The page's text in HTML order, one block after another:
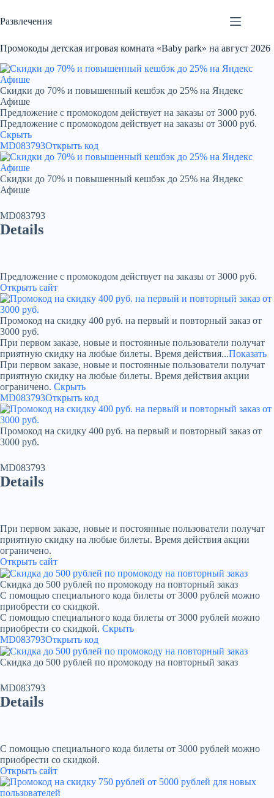
к
сути
Развлечения
Промокоды детская игровая комната «Baby park» на август 2026
Скидки до 70% и повышенный кешбэк до 25% на Яндекс
Афише
Предложение с промокодом действует на заказы от 3000 руб.
Предложение с промокодом действует на заказы от 3000 руб.
Скрыть
MD083793Открыть код
Скидки до 70% и повышенный кешбэк до 25% на Яндекс
Афише
MD083793
Details
Предложение с промокодом действует на заказы от 3000 руб.
Открыть сайт
Промокод на скидку 400 руб. на первый и повторный заказ от
3000 руб.
При первом заказе, новые и постоянные пользователи получат
приятную скидку на любые билеты. Время действия...Показать
При первом заказе, новые и постоянные пользователи получат
приятную скидку на любые билеты. Время действия акции
ограничено. Скрыть
MD083793Открыть код
Промокод на скидку 400 руб. на первый и повторный заказ от
3000 руб.
MD083793
Details
При первом заказе, новые и постоянные пользователи получат
приятную скидку на любые билеты. Время действия акции
ограничено.
Открыть сайт
Скидка до 500 рублей по промокоду на повторный заказ
С помощью специального кода билеты от 3000 рублей можно
приобрести со скидкой.
С помощью специального кода билеты от 3000 рублей можно
приобрести со скидкой. Скрыть
MD083793Открыть код
Скидка до 500 рублей по промокоду на повторный заказ
MD083793
Details
С помощью специального кода билеты от 3000 рублей можно
приобрести со скидкой.
Открыть сайт